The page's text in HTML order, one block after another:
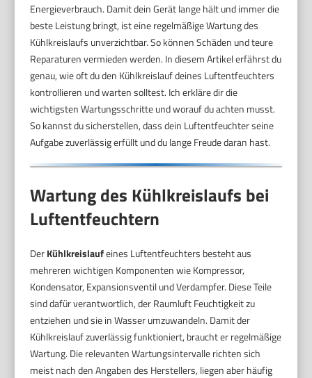
Energieverbrauch. Damit dein Gerät lange hält und immer die
beste Leistung bringt, ist eine regelmäßige Wartung des
Kühlkreislaufs unverzichtbar. So können Schäden und teure
Reparaturen vermieden werden. In diesem Artikel erfährst du
genau, wie oft du den Kühlkreislauf deines Luftentfeuchters
kontrollieren und warten solltest. Ich erkläre dir die
wichtigsten Wartungsschritte und worauf du achten musst.
So kannst du sicherstellen, dass dein Luftentfeuchter seine
Aufgabe zuverlässig erfüllt und du lange Freude daran hast.
Wartung des Kühlkreislaufs bei
Luftentfeuchtern
DerKühlkreislaufeines Luftentfeuchters besteht aus
mehreren wichtigen Komponenten wie Kompressor,
Kondensator, Expansionsventil und Verdampfer. Diese Teile
sind dafür verantwortlich, der Raumluft Feuchtigkeit zu
entziehen und sie in Wasser umzuwandeln. Damit der
Kühlkreislauf zuverlässig funktioniert, braucht er regelmäßige
Wartung. Die relevanten Wartungsintervalle richten sich
meist nach den Angaben des Herstellers, liegen aber häufig